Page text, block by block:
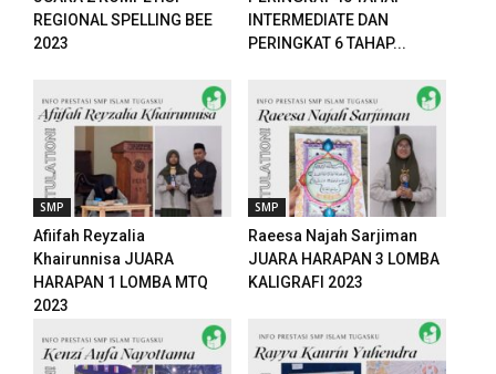
REGIONAL SPELLING BEE
2023
INTERMEDIATE DAN
PERINGKAT 6 TAHAP...
SMP
Afiifah Reyzalia
Khairunnisa JUARA
HARAPAN 1 LOMBA MTQ
2023
SMP
Raeesa Najah Sarjiman
JUARA HARAPAN 3 LOMBA
KALIGRAFI 2023